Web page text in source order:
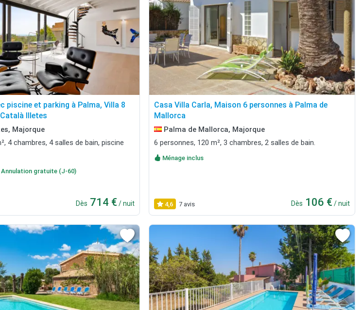
piscine et parking à Palma, Villa 8
Illetes
Majorque
4 chambres, 4 salles de bain, piscine
gratuite (J-60)
Dès 714 € / nuit
Casa Villa Carla, Maison 6 personnes à Palma de
Mallorca
Palma de Mallorca, Majorque
6 personnes, 120 m², 3 chambres, 2 salles de bain.
Ménage inclus
4,6 7 avis Dès 106 € / nuit